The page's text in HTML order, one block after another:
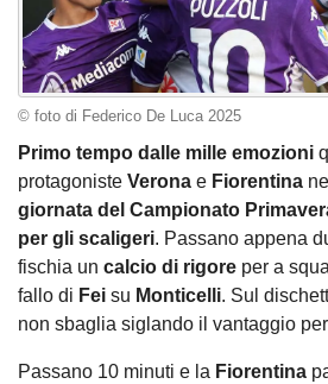
© foto di Federico De Luca 2025
Primo tempo dalle mille emozioni
protagoniste Verona e Fiorentina
giornata del Campionato
per gli scaligeri. Passano appena
fischia un calcio di rigore per a
fallo di Fei su Monticelli. Sul
non sbaglia siglando il vantaggio
Passano 10 minuti e la Fiorentina